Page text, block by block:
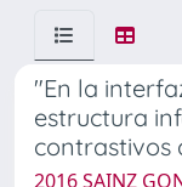
"En la
estructura
contrastivos
2016 SAINZ